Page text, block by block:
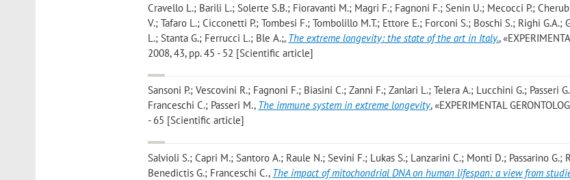
Cravello L.; Barili L.; Solerte S.B.; Fioravanti M.; Magri F.; Fagnoni F.; Senin U.; Mecocci P.;
V.; Tafaro L.; Cicconetti P.; Tombesi F.; Tombolillo M.T.; Ettore E.; Forconi S.; Boschi S.; Righi G.A.;
L.; Stanta G.; Ferrucci L.; Ble A.;, The extreme longevity: the state of the art in Italy.,
2008, 43, pp. 45 - 52 [Scientific article]
Sansoni P.; Vescovini R.; Fagnoni F.; Biasini C.; Zanni F.; Zanlari L.; Telera A.; Lucchini G.; Passeri
Franceschi C.; Passeri M., The immune system in extreme longevity, «EXPERIMENTAL
- 65 [Scientific article]
Salvioli S.; Capri M.; Santoro A.; Raule N.; Sevini F.; Lukas S.; Lanzarini C.; Monti D.; Passarino G.;
Benedictis G.; Franceschi C., The impact of mitochondrial DNA on human lifespan: a view from